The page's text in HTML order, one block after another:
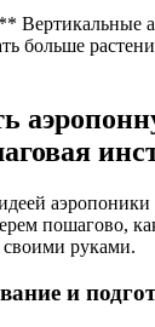
Вертикальные
больше
пошагово,
руками.
и